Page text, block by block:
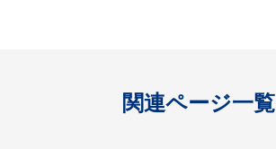
関連ページ一覧
開く